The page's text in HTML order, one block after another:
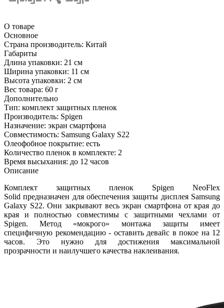
О товаре
Основное
Страна производитель: Китай
Габариты
Длина упаковки: 21 см
Ширина упаковки: 11 см
Высота упаковки: 2 см
Вес товара: 60 г
Дополнительно
Тип: комплект защитных пленок
Производитель: Spigen
Назначение: экран смартфона
Совместимость: Samsung Galaxy S22
Олеофобное покрытие: есть
Количество пленок в комплекте: 2
Время высыхания: до 12 часов
Описание
Комплект защитных пленок Spigen NeoFlex
Solid предназначен для обеспечения защиты дисплея Samsung
Galaxy S22. Они закрывают весь экран смартфона от края до
края и полностью совместимы с защитными чехлами от
Spigen. Метод «мокрого» монтажа защиты имеет
специфичную рекомендацию - оставить девайс в покое на 12
часов. Это нужно для достижения максимальной
прозрачности и наилучшего качества наклеивания.